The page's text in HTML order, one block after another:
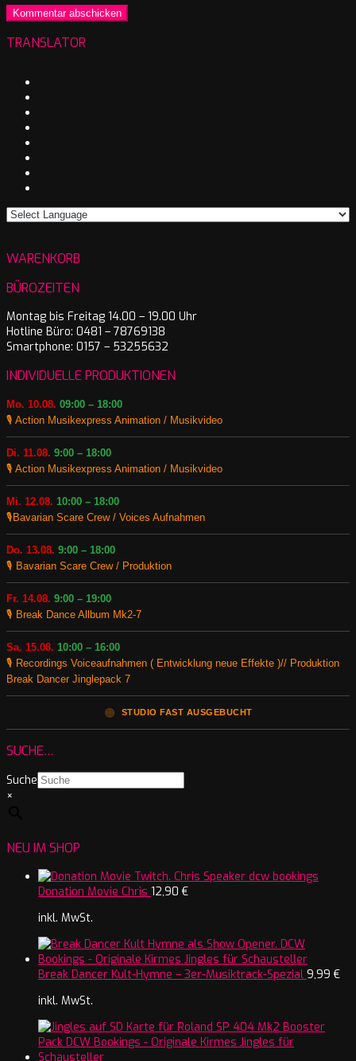
TRANSLATOR
WARENKORB
BÜROZEITEN
Montag bis Freitag 14.00 – 19.00 Uhr
Hotline Büro: 0481 – 78769138
Smartphone: 0157 – 53255632
INDIVIDUELLE PRODUKTIONEN
Mo. 10.08. 09:00 – 18:00
🎙️ Action Musikexpress Animation / Musikvideo
Di. 11.08. 9:00 – 18:00
🎙️ Action Musikexpress Animation / Musikvideo
Mi. 12.08. 10:00 – 18:00
🎙️Bavarian Scare Crew / Voices Aufnahmen
Do. 13.08. 9:00 – 18:00
🎙️ Bavarian Scare Crew / Produktion
Fr. 14.08. 9:00 – 19:00
🎙️ Break Dance Allbum Mk2-7
Sa. 15.08. 10:00 – 16:00
🎙️ Recordings Voiceaufnahmen ( Entwicklung neue Effekte )// Produktion
Break Dancer Jinglepack 7
🟠 STUDIO FAST AUSGEBUCHT
SUCHE…
Suche
×
NEU IM SHOP
Donation Movie Chris 12,90 €
inkl. MwSt.
Break Dancer Kult-Hymne – 3er-Musiktrack-Spezial 9,99 €
inkl. MwSt.